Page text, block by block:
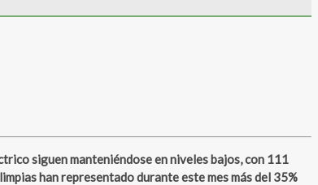
siguen manteniéndose en niveles bajos, con 111
han representado durante este mes más del 35%